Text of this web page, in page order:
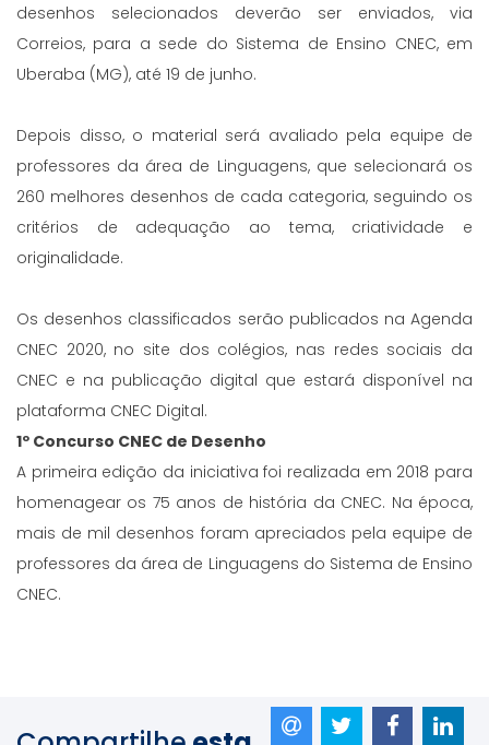
desenhos selecionados deverão ser enviados, via
Correios, para a sede do Sistema de Ensino CNEC, em
Uberaba (MG), até 19 de junho.
Depois disso, o material será avaliado pela equipe de
professores da área de Linguagens, que selecionará os
260 melhores desenhos de cada categoria, seguindo os
critérios de adequação ao tema, criatividade e
originalidade.
Os desenhos classificados serão publicados na Agenda
CNEC 2020, no site dos colégios, nas redes sociais da
CNEC e na publicação digital que estará disponível na
plataforma CNEC Digital.
1º Concurso CNEC de Desenho
A primeira edição da iniciativa foi realizada em 2018 para
homenagear os 75 anos de história da CNEC. Na época,
mais de mil desenhos foram apreciados pela equipe de
professores da área de Linguagens do Sistema de Ensino
CNEC.